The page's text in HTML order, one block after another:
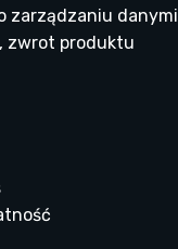
zarządzaniu danymi
zwrot produktu